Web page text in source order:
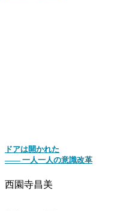
ドアは開かれた
―― 一人一人の意識改革
西園寺昌美